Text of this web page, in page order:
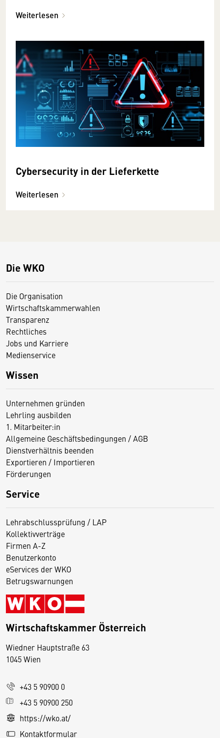
Weiterlesen
Cybersecurity in der Lieferkette
Weiterlesen
Die WKO
Die Organisation
Wirtschaftskammerwahlen
Transparenz
Rechtliches
Jobs und Karriere
Medienservice
Wissen
Unternehmen gründen
Lehrling ausbilden
1. Mitarbeiter:in
Allgemeine Geschäftsbedingungen / AGB
Dienstverhältnis beenden
Exportieren / Importieren
Förderungen
Service
Lehrabschlussprüfung / LAP
Kollektivverträge
Firmen A-Z
Benutzerkonto
eServices der WKO
Betrugswarnungen
Wirtschaftskammer Österreich
Wiedner Hauptstraße 63
1045 Wien
+43 5 90900 0
+43 5 90900 250
https://wko.at/
Kontaktformular
D
s
e
S
e